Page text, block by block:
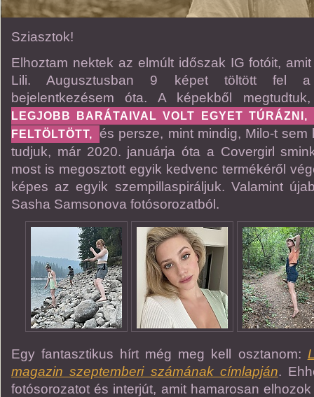
Sziasztok!
Elhoztam nektek az elmúlt időszak IG fotóit,
Lili. Augusztusban 9 képet töltött fel a
bejelentkezésem óta. A képekből
LEGJOBB BARÁTAIVAL VOLT EGYET
FELTÖLTÖTT,
és persze, mint mindig, Milo-t
tudjuk, már 2020. januárja óta a Covergirl
most is megosztott egyik kedvenc termékéről
képes az egyik szempillaspiráljuk. Valamint
Sasha Samsonova fotósorozatból.
Egy fantasztikus hírt még meg kell osztanom:
magazin szeptemberi számának címlapján.
fotósorozatot és interjút, amit hamarosan